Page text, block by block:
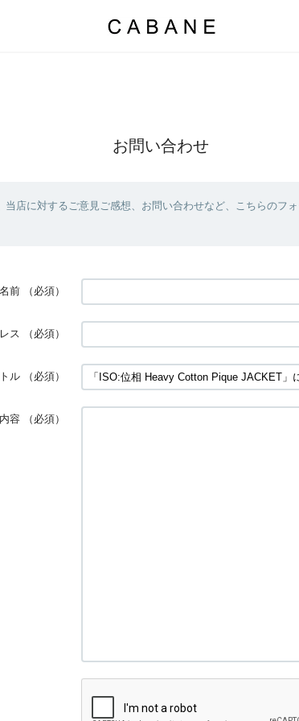
お問い合わせ
当店に対するご意見ご感想、お問い合わせなど、こちらのフ
前 （必須）
ス （必須）
ル （必須）
容 （必須）